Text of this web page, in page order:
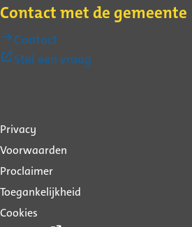
Contact met de gemeente
Contact
Stel een vraag
Over
deze
website
Privacy
Voorwaarden
Proclaimer
Toegankelijkheid
Cookies